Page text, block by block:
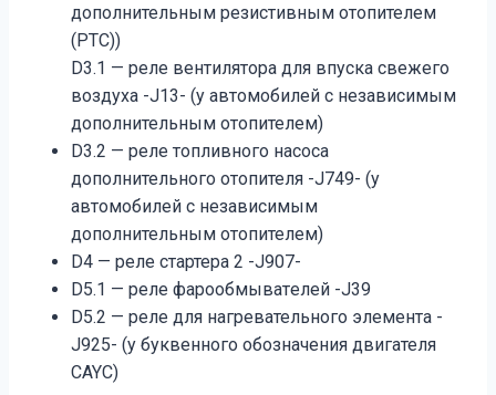
дополнительным резистивным отопителем
(РТС))
D3.1 — реле вентилятора для впуска свежего
воздуха -J13- (у автомобилей с независимым
дополнительным отопителем)
D3.2 — реле топливного насоса
дополнительного отопителя -J749- (у
автомобилей с независимым
дополнительным отопителем)
D4 — реле стартера 2 -J907-
D5.1 — рeлe фaрooбмывaтeлeй -J39­
D5.2 — реле для нагревательного элемента -
J925- (у буквенного обозначения двигателя
CAYC)